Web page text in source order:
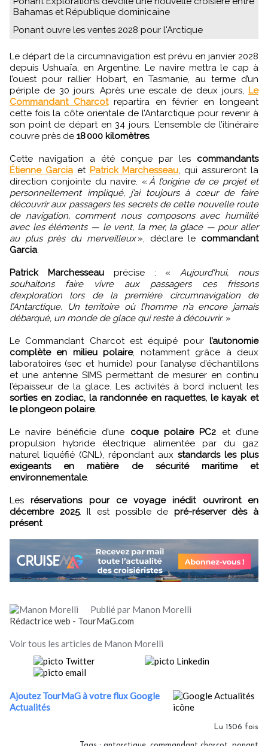
Bahamas et République dominicaine
Ponant ouvre les ventes 2028 pour l'Arctique
Le départ de la circumnavigation est prévu en janvier 2028
depuis Ushuaïa, en Argentine. Le navire mettra le cap à
l’ouest pour rallier Hobart, en Tasmanie, au terme d’un
périple de 30 jours. Après une escale de deux jours, Le
Commandant Charcotrepartira en février en longeant
cette fois la côte orientale de l’Antarctique pour revenir à
son point de départ en 34 jours. L’ensemble de l’itinéraire
couvre près de 18 000 kilomètres.
Cette navigation a été conçue par les commandants
Étienne Garciaet Patrick Marchesseau , qui assureront la
direction conjointe du navire. « À l’origine de ce projet et
personnellement impliqué, j’ai toujours à cœur de faire
découvrir aux passagers les secrets de cette nouvelle route
de navigation, comment nous composons avec humilité
avec les éléments — le vent, la mer, la glace — pour aller
au plus près du merveilleux», déclare le commandant
Garcia
Patrick Marchesseauprécise : « Aujourd'hui, nous
souhaitons faire vivre aux passagers ces frissons
d’exploration lors de la première circumnavigation de
l’Antarctique. Un territoire où l’homme n’a encore jamais
débarqué, un monde de glace qui reste à découvrir. »
Le Commandant Charcot est équipé pour l’autonomie
complète en milieu polaire, notamment grâce à deux
laboratoires (sec et humide) pour l’analyse d’échantillons
et une antenne SIMS permettant de mesurer en continu
l’épaisseur de la glace. Les activités à bord incluent les
sorties en zodiac, la randonnée en raquettes, le kayak et
le plongeon polaire.
Le navire bénéficie d’une coque polaire PC2 et d’une
propulsion hybride électrique alimentée par du gaz
naturel liquéfié (GNL), répondant aux standards les plus
exigeants en matière de sécurité maritime et
environnementale.
Lesréservations pour ce voyage inédit ouvriront en
décembre 2025. Il est possible de pré-réserver dès à
présent.
Publié par Manon Morelli
Rédactrice web - TourMaG.com
Voir tous les articles de Manon Morelli
Ajoutez TourMaG à votre flux Google
Actualités
Lu 1506 fois